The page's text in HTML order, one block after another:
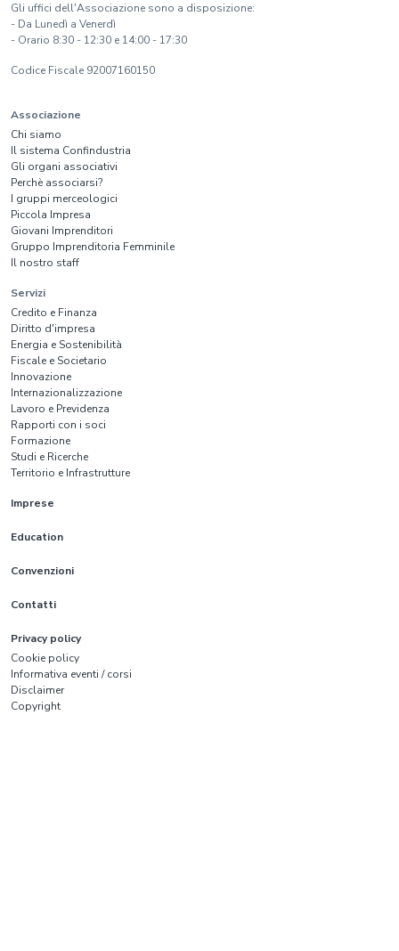
Gli uffici dell'Associazione sono a disposizione:
- Da Lunedì a Venerdì
- Orario 8:30 - 12:30 e 14:00 - 17:30
Codice Fiscale 92007160150
Associazione
Chi siamo
Il sistema Confindustria
Gli organi associativi
Perchè associarsi?
I gruppi merceologici
Piccola Impresa
Giovani Imprenditori
Gruppo Imprenditoria Femminile
Il nostro staff
Servizi
Credito e Finanza
Diritto d'impresa
Energia e Sostenibilità
Fiscale e Societario
Innovazione
Internazionalizzazione
Lavoro e Previdenza
Rapporti con i soci
Formazione
Studi e Ricerche
Territorio e Infrastrutture
Imprese
Education
Convenzioni
Contatti
Privacy policy
Cookie policy
Informativa eventi / corsi
Disclaimer
Copyright